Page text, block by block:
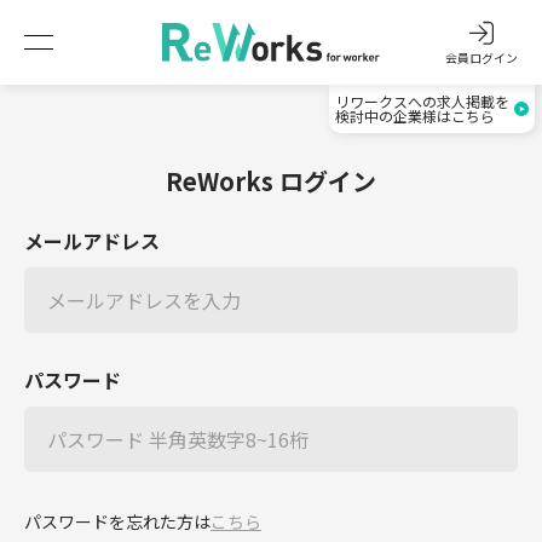
会員ログイン
リワークスへの求人掲載を
検討中の企業様はこちら
ReWorks ログイン
メールアドレス
パスワード
パスワードを忘れた方はこちら